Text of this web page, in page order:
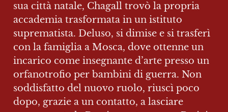
sua città natale, Chagall trovò la propria
accademia trasformata in un istituto
suprematista. Deluso, si dimise e si trasferì
con la famiglia a Mosca, dove ottenne un
incarico come insegnante d’arte presso un
orfanotrofio per bambini di guerra. Non
soddisfatto del nuovo ruolo, riuscì poco
dopo, grazie a un contatto, a lasciare